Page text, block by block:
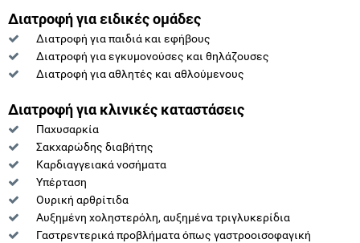
Διατροφή για ειδικές ομάδες
Διατροφή για παιδιά και εφήβους
Διατροφή για εγκυμονούσες και θηλάζουσες
Διατροφή για αθλητές και αθλούμενους
Διατροφή για κλινικές καταστάσεις
Παχυσαρκία
Σακχαρώδης διαβήτης
Καρδιαγγειακά νοσήματα
Υπέρταση
Ουρική αρθρίτιδα
Αυξημένη χοληστερόλη, αυξημένα τριγλυκερίδια
Γαστρεντερικά προβλήματα όπως γαστροοισοφαγική